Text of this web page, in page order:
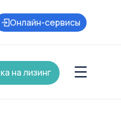
Онлайн-сервисы
на лизинг